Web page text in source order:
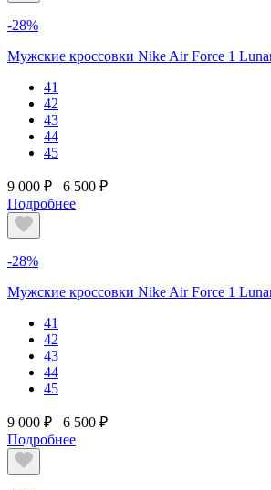
-28%
Мужские кроссовки Nike Air Force 1
41
42
43
44
45
9 000 ₽
6 500 ₽
Подробнее
-28%
Мужские кроссовки Nike Air Force 1
41
42
43
44
45
9 000 ₽
6 500 ₽
Подробнее